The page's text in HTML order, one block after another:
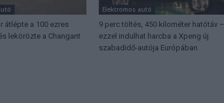
átlépte a 100 ezres
lekörözte a Changant
Elektromos autó
9 perc töltés, 450 kilométer hatótáv –
ezzel indulhat harcba a Xpeng új
szabadidő-autója Európában